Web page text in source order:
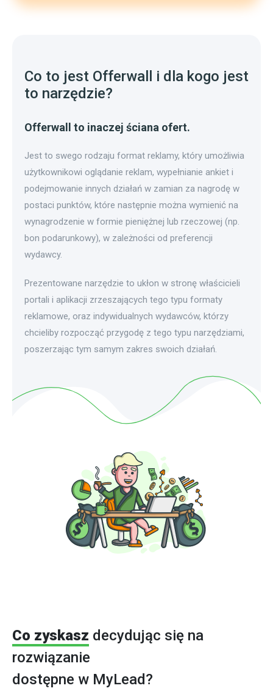
Co to jest Offerwall i dla kogo jest
to narzędzie?
Offerwall to inaczej ściana ofert.
Jest to swego rodzaju format reklamy, który umożliwia
użytkownikowi oglądanie reklam, wypełnianie ankiet i
podejmowanie innych działań w zamian za nagrodę w
postaci punktów, które następnie można wymienić na
wynagrodzenie w formie pieniężnej lub rzeczowej (np.
bon podarunkowy), w zależności od preferencji
wydawcy.
Prezentowane narzędzie to ukłon w stronę właścicieli
portali i aplikacji zrzeszających tego typu formaty
reklamowe, oraz indywidualnych wydawców, którzy
chcieliby rozpocząć przygodę z tego typu narzędziami,
poszerzając tym samym zakres swoich działań.
Co zyskasz decydując się na
rozwiązanie
dostępne w MyLead?